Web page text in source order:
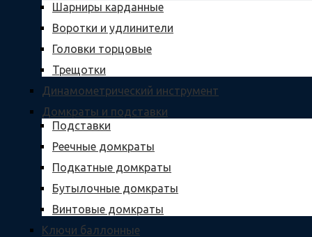
Шарниры карданные
Воротки и удлинители
Головки торцовые
Трещотки
Динамометрический инструмент
Домкраты и подставки
Подставки
Реечные домкраты
Подкатные домкраты
Бутылочные домкраты
Винтовые домкраты
Ключи баллонные